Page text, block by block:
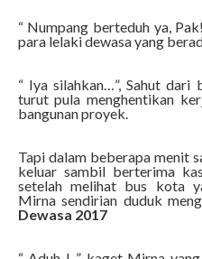
“ Numpang berteduh ya,
para lelaki dewasa yang
“ Iya silahkan…”, Sahut dari
turut pula menghentikan
bangunan proyek.
Tapi dalam beberapa menit
keluar sambil berterima
setelah melihat bus kota
Mirna sendirian duduk
Dewasa 2017